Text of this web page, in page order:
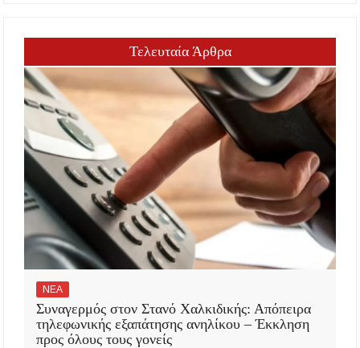
Τελευταία Άρθρα
ΝΕΑ
Συναγερμός στον Στανό Χαλκιδικής: Απόπειρα
τηλεφωνικής εξαπάτησης ανηλίκου – Έκκληση
προς όλους τους γονείς